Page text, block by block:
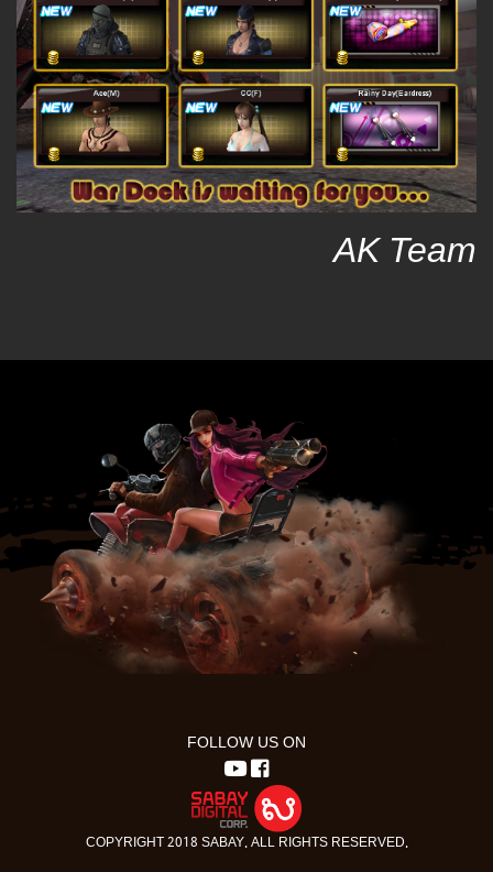
AK Team
FOLLOW US ON
COPYRIGHT 2018 SABAY. ALL RIGHTS RESERVED.